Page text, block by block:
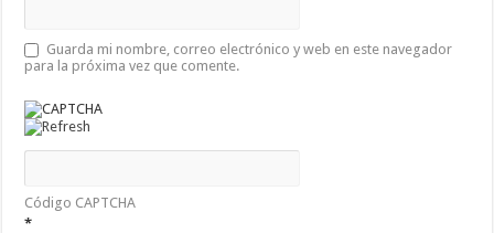
Guarda mi nombre, correo electrónico y web en este navegador
para la próxima vez que comente.
Código CAPTCHA
*